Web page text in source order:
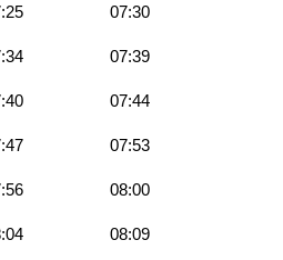
07:30
07:39
07:44
07:53
08:00
08:09